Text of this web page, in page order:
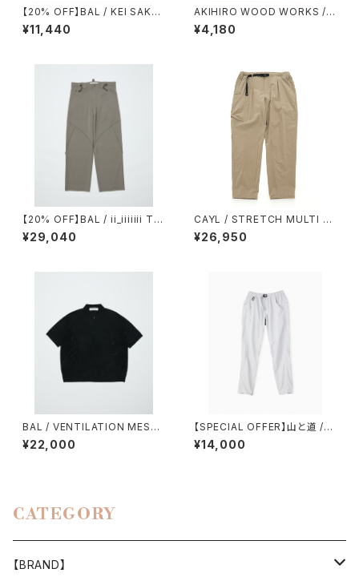
【20% OFF】BAL / KEI SAKA
WAKI 2
¥11,440
AKIHIRO WOOD WORKS /
コンビニタイベック袋
¥4,180
【20% OFF】BAL / ii_iiiiiii TE
CHNICAL WOOL TROUSER
¥29,040
CAYL / STRETCH MULTI P
OCKET PANTS（BEIGE）
¥26,950
BAL / VENTILATION MESH
KNIT ZIP POLO SS
¥22,000
【SPECIAL OFFER】山と道 /５
POCKET PANTS（MEN）
¥14,000
CATEGORY
【BRAND】